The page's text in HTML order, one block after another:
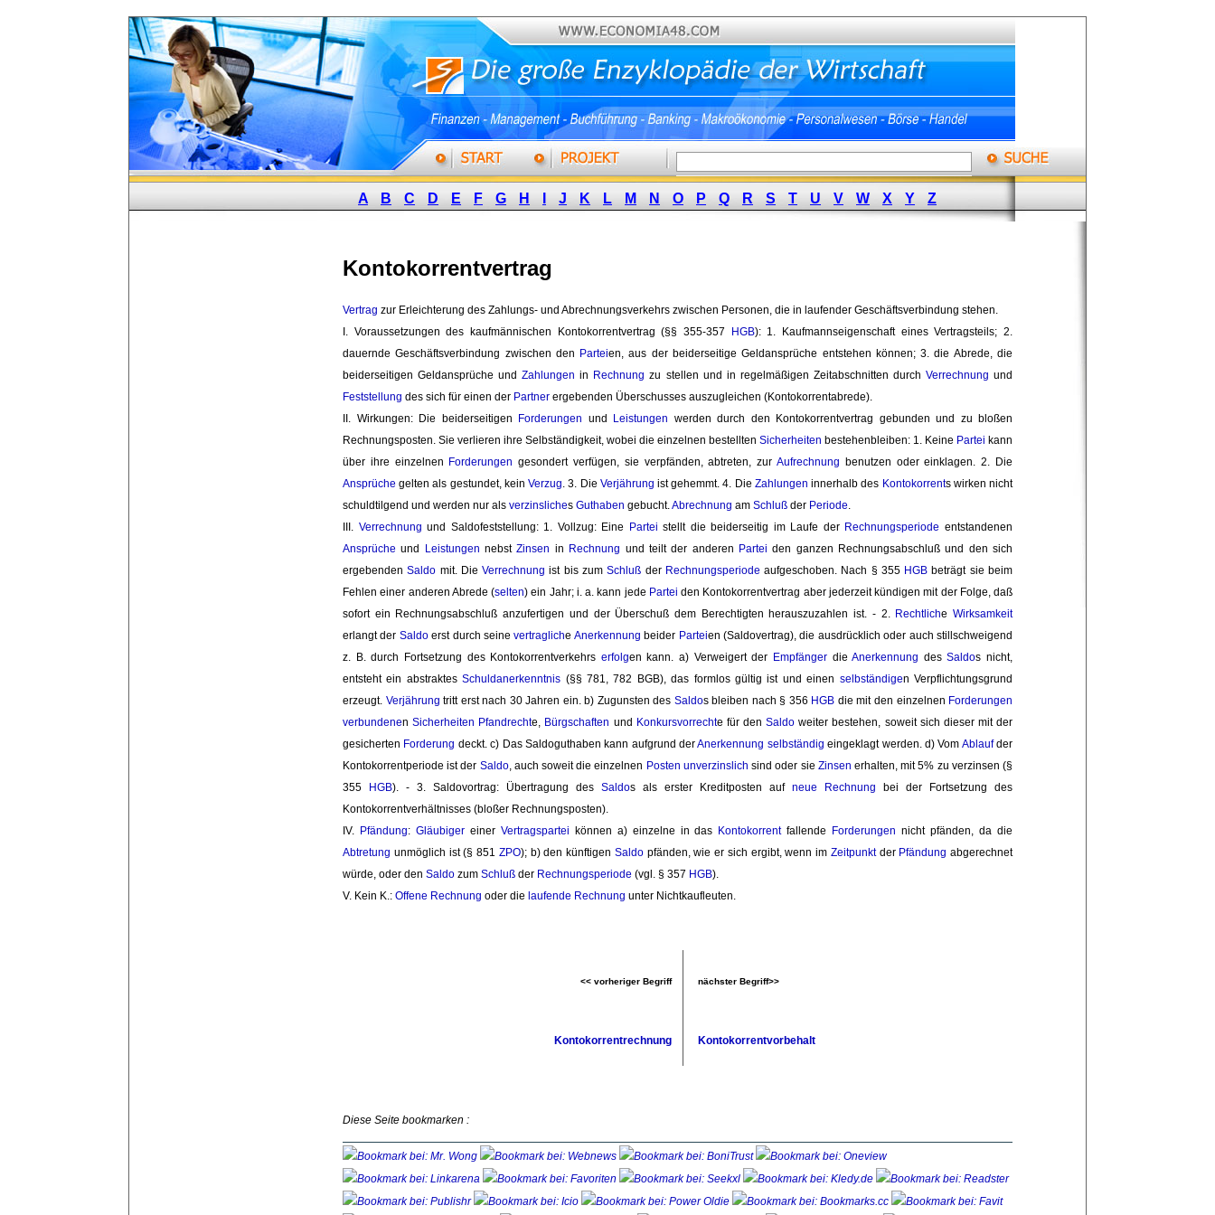
A B C D E F G H J K L M N O P Q R S T U V W X Y Z
Kontokorrentvertrag
Vertrag zur Erleichterung des Zahlungs- und Abrechnungsverkehrs zwischen Personen, die in laufender Geschäftsverbindung stehen.
I. Voraussetzungen des kaufmännischen Kontokorrentvertrag (§§ 355-357
HGB): 1. Kaufmannseigenschaft eines Vertragsteils; 2.
dauernde Geschäftsverbindung zwischen den Parteien, aus der beiderseitige Geldansprüche entstehen können; 3. die Abrede, die
beiderseitigen Geldansprüche undZahlungen in Rechnung zu stellen und in regelmäßigen Zeitabschnitten durch Verrechnung und
Feststellung des sich für einen der Partner ergebenden Überschusses auszugleichen (Kontokorrentabrede).
II. Wirkungen: Die beiderseitigen
Forderungen und Leistungen werden durch den Kontokorrentvertrag gebunden und zu bloßen
Rechnungsposten. Sie verlieren ihre Selbständigkeit, wobei die einzelnen bestellten Sicherheiten bestehenbleiben: 1. Keine Partei kann
über ihre einzelnen Forderungen gesondert verfügen, sie verpfänden, abtreten, zur Aufrechnung benutzen oder einklagen. 2. Die
Ansprüche gelten als gestundet, kein Verzug. 3. Die Verjährung ist gehemmt. 4. Die Zahlungen innerhalb des Kontokorrents wirken nicht
schuldtilgend und werden nur als verzinsliches Guthaben gebucht. Abrechnung am Schluß der Periode.
III. Verrechnung und Saldofeststellung: 1. Vollzug: Eine Partei stellt die beiderseitig im Laufe der Rechnungsperiode entstandenen
Ansprüche und Leistungen nebst Zinsen in Rechnung und teilt der anderen Partei den ganzen Rechnungsabschluß und den sich
ergebendenSaldo mit. Die Verrechnung ist bis zum Schluß der Rechnungsperiode aufgeschoben. Nach § 355 HGB beträgt sie beim
Fehlen einer anderen Abrede (selten) ein Jahr; i. a. kann jede Partei den Kontokorrentvertrag aber jederzeit kündigen mit der Folge, daß
sofort ein Rechnungsabschluß anzufertigen und der Überschuß dem Berechtigten herauszuzahlen ist. - 2. RechtlicheWirksamkeit
erlangt der Saldoerst durch seine vertragliche Anerkennung beider Parteien (Saldovertrag), die ausdrücklich oder auch stillschweigend
z. B. durch Fortsetzung des Kontokorrentverkehrs erfolgen kann. a) Verweigert der Empfängerdie Anerkennung des Saldos nicht,
entsteht ein abstraktesSchuldanerkenntnis (§§ 781, 782 BGB), das formlos gültig ist und einen selbständigen Verpflichtungsgrund
erzeugt. Verjährung tritt erst nach 30 Jahren ein. b) Zugunsten des Saldos bleiben nach § 356 HGB die mit den einzelnen Forderungen
verbundenenSicherheiten Pfandrechte, Bürgschaften und Konkursvorrechte für denSaldo weiter bestehen, soweit sich dieser mit der
gesicherten Forderung deckt. c) Das Saldoguthaben kann aufgrund der Anerkennung selbständig eingeklagt werden. d) Vom Ablaufder
Kontokorrentperiode ist der Saldo, auch soweit die einzelnen Posten unverzinslich sind oder sie Zinsen erhalten, mit 5% zu verzinsen (§
355
HGB). - 3. Saldovortrag: Übertragung des Saldos als erster Kreditposten auf neue Rechnung bei der Fortsetzung des
Kontokorrentverhältnisses (bloßer Rechnungsposten).
IV. Pfändung: Gläubigereiner Vertragspartei können a) einzelne in das Kontokorrentfallende Forderungen nicht pfänden, da die
Abtretung unmöglich ist (§ 851 ZPO); b) den künftigen Saldopfänden, wie er sich ergibt, wenn im Zeitpunktder Pfändung abgerechnet
würde, oder den Saldo zum Schluß der Rechnungsperiode (vgl. § 357 HGB).
V. Kein K.: Offene Rechnung oder die laufende Rechnung unter Nichtkaufleuten.
<< vorheriger Begriff nächster Begriff>>
Kontokorrentrechnung Kontokorrentvorbehalt
Diese Seite bookmarken :